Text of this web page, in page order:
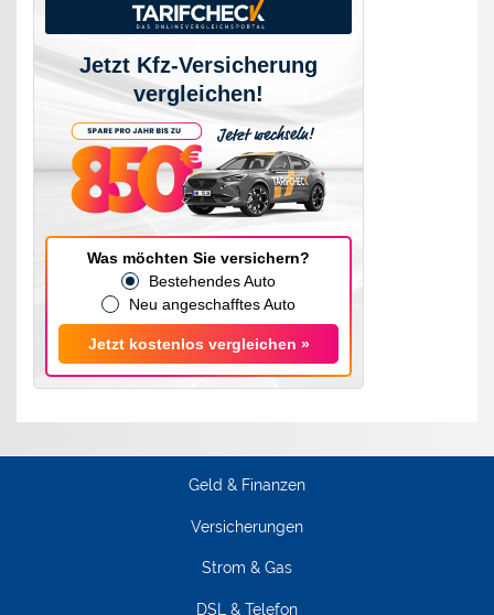
Jetzt Kfz-Versicherung
vergleichen!
Was möchten Sie versichern?
Bestehendes Auto
Neu angeschafftes Auto
Jetzt kostenlos vergleichen »
Geld & Finanzen
Versicherungen
Strom & Gas
DSL & Telefon